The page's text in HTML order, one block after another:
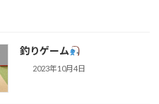
釣りゲーム
2023年10月4日